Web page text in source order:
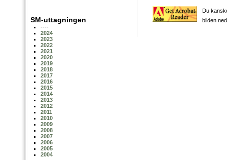
SM-uttagningen
----
2024
2023
2022
2021
2020
2019
2018
2017
2016
2015
2014
2013
2012
2011
2010
2009
2008
2007
2006
2005
2004
Du
bilden